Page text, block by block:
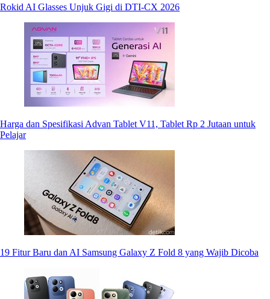
Rokid AI Glasses Unjuk Gigi di DTI-CX 2026
Harga dan Spesifikasi Advan Tablet V11, Tablet Rp 2 Jutaan untuk
Pelajar
19 Fitur Baru dan AI Samsung Galaxy Z Fold 8 yang Wajib Dicoba